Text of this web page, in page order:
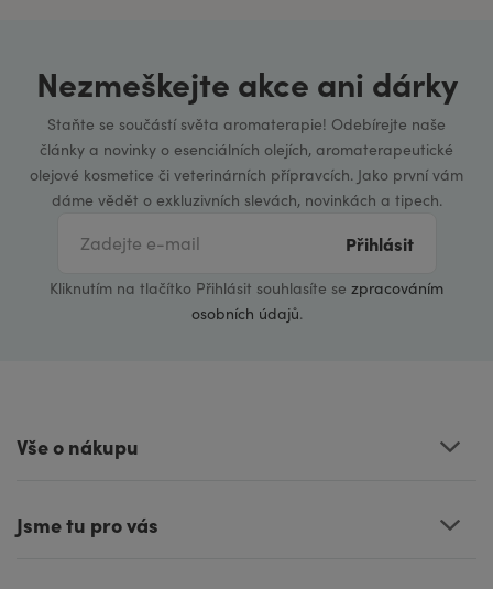
Nezmeškejte akce ani dárky
Staňte se součástí světa aromaterapie! Odebírejte naše
články a novinky o esenciálních olejích, aromaterapeutické
olejové kosmetice či veterinárních přípravcích. Jako první vám
dáme vědět o exkluzivních slevách, novinkách a tipech.
Přihlásit
Kliknutím na tlačítko Přihlásit souhlasíte se zpracováním
osobních údajů.
Vše o nákupu
Jsme tu pro vás